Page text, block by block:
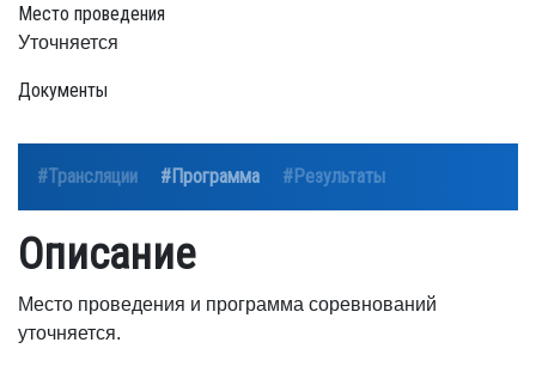
Место проведения
Уточняется
Документы
#Трансляции #Программа #Результаты
Описание
Место проведения и программа соревнований
уточняется.